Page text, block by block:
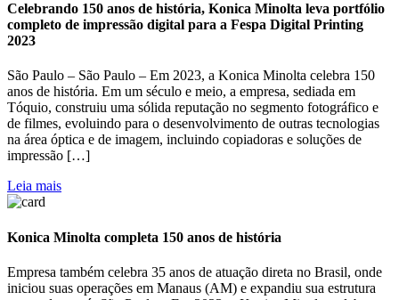
Celebrando 150 anos de história, Konica Minolta leva portfólio
completo de impressão digital para a Fespa Digital Printing
2023
São Paulo – São Paulo – Em 2023, a Konica Minolta celebra 150
anos de história. Em um século e meio, a empresa, sediada em
Tóquio, construiu uma sólida reputação no segmento fotográfico e
de filmes, evoluindo para o desenvolvimento de outras tecnologias
na área óptica e de imagem, incluindo copiadoras e soluções de
impressão […]
Leia mais
Konica Minolta completa 150 anos de história
Empresa também celebra 35 anos de atuação direta no Brasil, onde
iniciou suas operações em Manaus (AM) e expandiu sua estrutura